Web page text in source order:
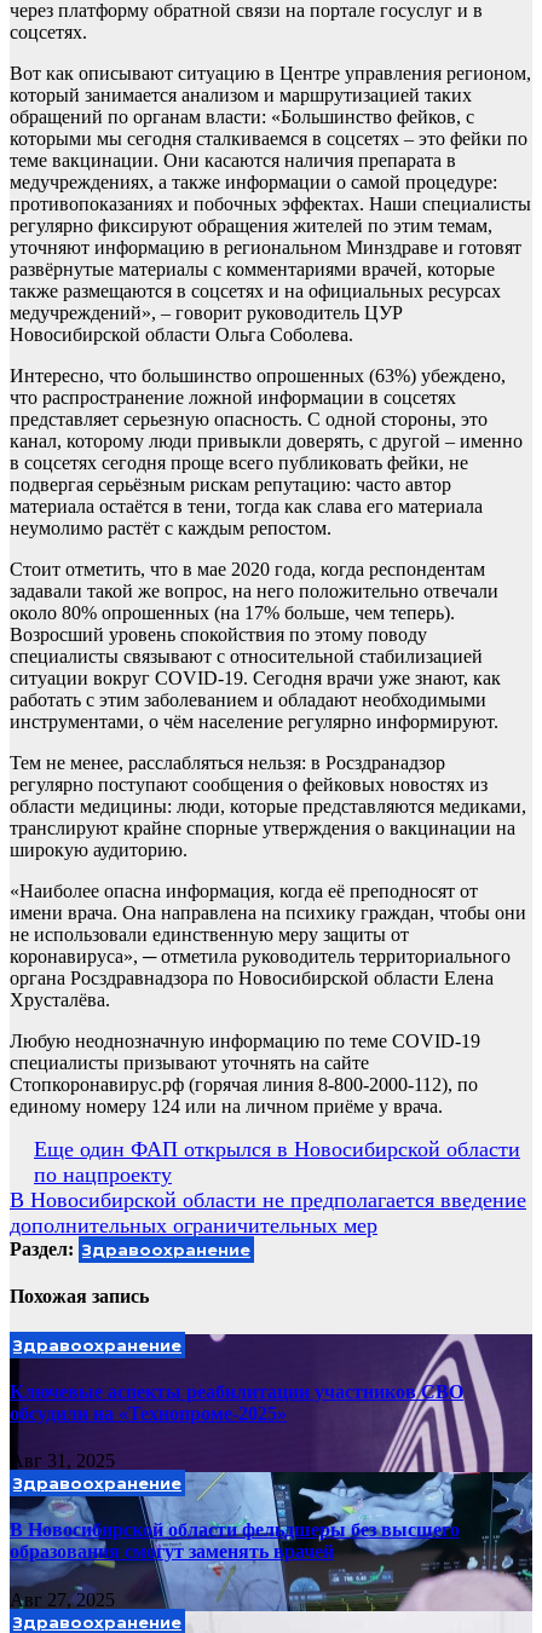
через платформу обратной связи на портале госуслуг и в
соцсетях.
Вот как описывают ситуацию в Центре управления регионом,
который занимается анализом и маршрутизацией таких
обращений по органам власти: «Большинство фейков, с
которыми мы сегодня сталкиваемся в соцсетях – это фейки по
теме вакцинации. Они касаются наличия препарата в
медучреждениях, а также информации о самой процедуре:
противопоказаниях и побочных эффектах. Наши специалисты
регулярно фиксируют обращения жителей по этим темам,
уточняют информацию в региональном Минздраве и готовят
развёрнутые материалы с комментариями врачей, которые
также размещаются в соцсетях и на официальных ресурсах
медучреждений», – говорит руководитель ЦУР
Новосибирской области Ольга Соболева.
Интересно, что большинство опрошенных (63%) убеждено,
что распространение ложной информации в соцсетях
представляет серьезную опасность. С одной стороны, это
канал, которому люди привыкли доверять, с другой – именно
в соцсетях сегодня проще всего публиковать фейки, не
подвергая серьёзным рискам репутацию: часто автор
материала остаётся в тени, тогда как слава его материала
неумолимо растёт с каждым репостом.
Стоит отметить, что в мае 2020 года, когда респондентам
задавали такой же вопрос, на него положительно отвечали
около 80% опрошенных (на 17% больше, чем теперь).
Возросший уровень спокойствия по этому поводу
специалисты связывают с относительной стабилизацией
ситуации вокруг COVID-19. Сегодня врачи уже знают, как
работать с этим заболеванием и обладают необходимыми
инструментами, о чём население регулярно информируют.
Тем не менее, расслабляться нельзя: в Росздранадзор
регулярно поступают сообщения о фейковых новостях из
области медицины: люди, которые представляются медиками,
транслируют крайне спорные утверждения о вакцинации на
широкую аудиторию.
«Наиболее опасна информация, когда её преподносят от
имени врача. Она направлена на психику граждан, чтобы они
не использовали единственную меру защиты от
коронавируса», ─ отметила руководитель территориального
органа Росздравнадзора по Новосибирской области Елена
Хрусталёва.
Любую неоднозначную информацию по теме COVID-19
специалисты призывают уточнять на сайте
Стопкоронавирус.рф (горячая линия 8-800-2000-112), по
единому номеру 124 или на личном приёме у врача.
Навигация
по
записям
Еще один ФАП открылся в Новосибирской области
по нацпроекту
В Новосибирской области не предполагается введение
дополнительных ограничительных мер
Раздел: Здравоохранение
Похожая запись
Здравоохранение
Ключевые аспекты реабилитации участников СВО
обсудили на «Технопроме-2025»
Авг 31, 2025
Здравоохранение
В Новосибирской области фельдшеры без высшего
образования смогут заменять врачей
Авг 27, 2025
Здравоохранение